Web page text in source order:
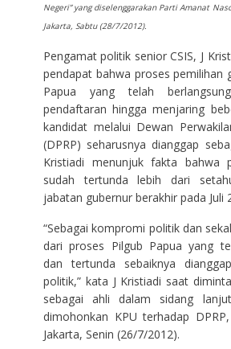
Negeri” yang diselenggarakan Parti Amanat
Jakarta, Sabtu (28/7/2012).
Pengamat politik senior CSIS, J
pendapat bahwa proses pemilihan
Papua yang telah
pendaftaran hingga menjaring
kandidat melalui Dewan
(DPRP) seharusnya dianggap
Kristiadi menunjuk fakta bahwa
sudah tertunda lebih dari
jabatan gubernur berakhir pada Juli
“Sebagai kompromi politik dan
dari proses Pilgub Papua yang
dan tertunda sebaiknya
politik,” kata J Kristiadi saat
sebagai ahli dalam sidang
dimohonkan KPU terhadap
Jakarta, Senin (26/7/2012).